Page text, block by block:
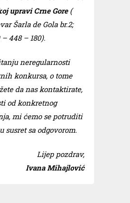
upravi Crne Gore(
Šarla de Gola br.2;
448 – 180).
neregularnosti
konkursa, o tome
da nas kontaktirate,
od konkretnog
mi ćemo se potruditi
susret sa odgovorom.
Lijep pozdrav,
Ivana Mihajlović